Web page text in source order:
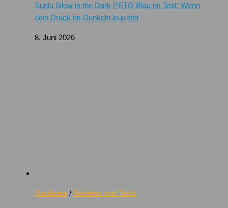
Sunlu Glow in the Dark PETG Blau im Test: Wenn
dein Druck im Dunkeln leuchtet
8. Juni 2026
Hardware / Reviews und Tests